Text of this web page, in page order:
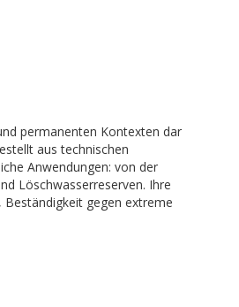
permanenten Kontexten dar
aus technischen
Anwendungen: von der
Löschwasserreserven. Ihre
gegen extreme